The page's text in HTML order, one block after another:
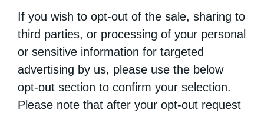
If you wish to opt-out of the sale, sharing to
third parties, or processing of your personal
or sensitive information for targeted
advertising by us, please use the below
opt-out section to confirm your selection.
Please note that after your opt-out request
επισκέφθηκε ποιμαντικώς, κατόπιν
σχετικής, θερμής παρακλήσεως, μέρος των
νεόδμητων εγκαταστάσεων της γυναικείας,
ιεραποστολικής Αδελφότητος «Λυδία» στην
Ασπροβάλτα.